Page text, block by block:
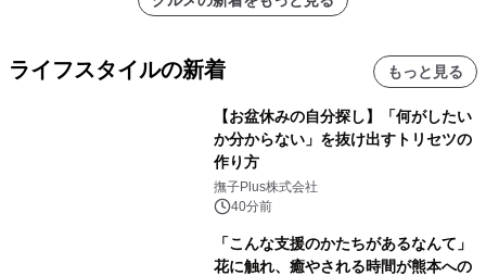
ライフスタイルの新着 もっと見る
【お盆休みの自分探し】「何がしたい
か分からない」を抜け出すトリセツの
作り方
撫子Plus株式会社
40分前
「こんな支援のかたちがあるなんて」
花に触れ、癒やされる時間が熊本への